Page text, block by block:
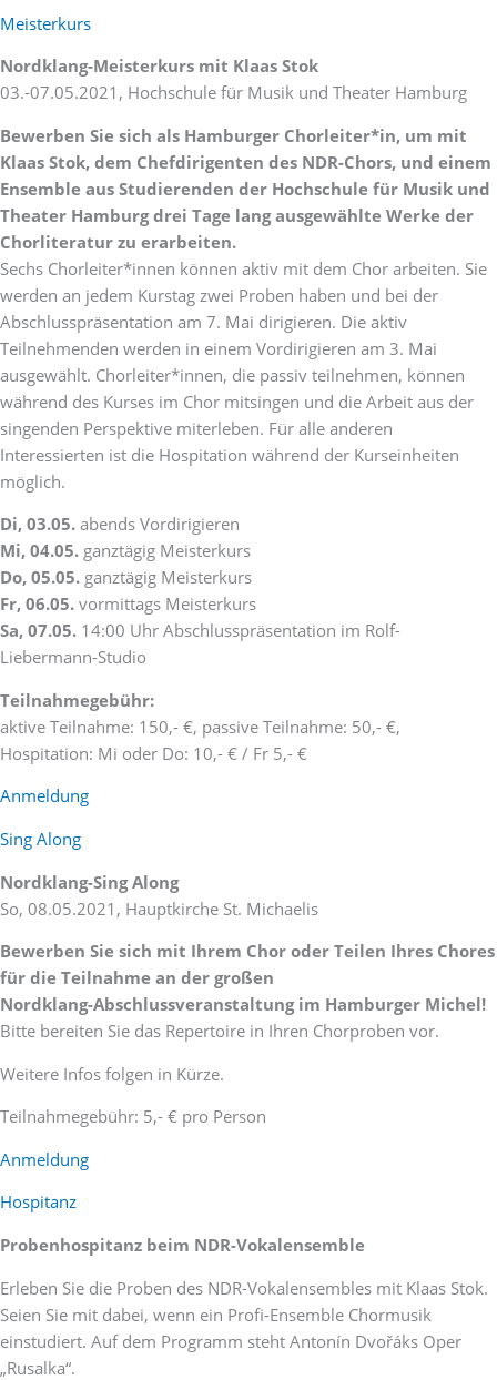
Meisterkurs
Nordklang-Meisterkurs mit Klaas Stok
03.-07.05.2021, Hochschule für Musik und Theater Hamburg
Bewerben Sie sich als Hamburger Chorleiter*in, um mit
Klaas Stok, dem Chefdirigenten des NDR-Chors, und einem
Ensemble aus Studierenden der Hochschule für Musik und
Theater Hamburg drei Tage lang ausgewählte Werke der
Chorliteratur zu erarbeiten.
Sechs Chorleiter*innen können aktiv mit dem Chor arbeiten. Sie
werden an jedem Kurstag zwei Proben haben und bei der
Abschlusspräsentation am 7. Mai dirigieren. Die aktiv
Teilnehmenden werden in einem Vordirigieren am 3. Mai
ausgewählt. Chorleiter*innen, die passiv teilnehmen, können
während des Kurses im Chor mitsingen und die Arbeit aus der
singenden Perspektive miterleben. Für alle anderen
Interessierten ist die Hospitation während der Kurseinheiten
möglich.
Di, 03.05. abends Vordirigieren
Mi, 04.05. ganztägig Meisterkurs
Do, 05.05. ganztägig Meisterkurs
Fr, 06.05. vormittags Meisterkurs
Sa, 07.05. 14:00 Uhr Abschlusspräsentation im Rolf-
Liebermann-Studio
Teilnahmegebühr:
aktive Teilnahme: 150,- €, passive Teilnahme: 50,- €,
Hospitation: Mi oder Do: 10,- € / Fr 5,- €
Anmeldung
Sing Along
Nordklang-Sing Along
So, 08.05.2021, Hauptkirche St. Michaelis
Bewerben Sie sich mit Ihrem Chor oder Teilen Ihres Chores
für die Teilnahme an der großen
Nordklang-Abschlussveranstaltung im Hamburger Michel!
Bitte bereiten Sie das Repertoire in Ihren Chorproben vor.
Weitere Infos folgen in Kürze.
Teilnahmegebühr: 5,- € pro Person
Anmeldung
Hospitanz
Probenhospitanz beim NDR-Vokalensemble
Erleben Sie die Proben des NDR-Vokalensembles mit Klaas Stok.
Seien Sie mit dabei, wenn ein Profi-Ensemble Chormusik
einstudiert. Auf dem Programm steht Antonín Dvořáks Oper
„Rusalka“.